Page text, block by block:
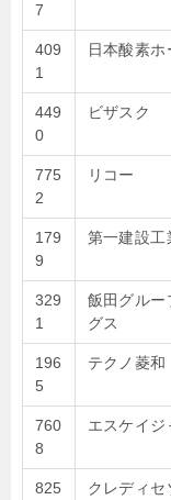
7
409
1
日本酸素ホ
449
0
ビザスク
775
2
リコー
179
9
第一建設工
329
1
飯田グルー
グス
196
5
テクノ菱和
760
8
エスケイジ
825
クレディセ